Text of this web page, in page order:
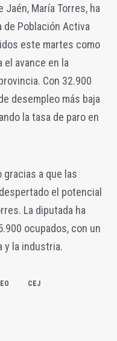
Jaén, María Torres, ha
de Población Activa
este martes como
avance en la
Con 32.900
desempleo más baja
la tasa de paro en
gracias a que las
el potencial
La diputada ha
ocupados, con un
y la industria.
CEJ